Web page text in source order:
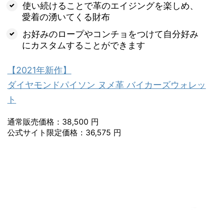
使い続けることで革のエイジングを楽しめ、
愛着の湧いてくる財布
お好みのロープやコンチョをつけて自分好み
にカスタムすることができます
【2021年新作】
ダイヤモンドパイソン ヌメ革 バイカーズウォレッ
ト
通常販売価格：38,500 円
公式サイト限定価格：36,575 円